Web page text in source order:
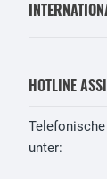
HOTLINE
unter: